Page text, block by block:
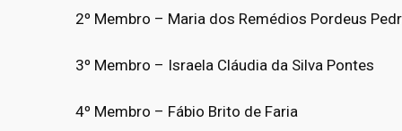
2º Membro – Maria dos Remédios Pordeus
3º Membro – Israela Cláudia da Silva Pontes
4º Membro – Fábio Brito de Faria